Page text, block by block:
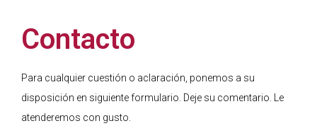
Contacto
Para cualquier cuestión o aclaración, ponemos a su
disposición en siguiente formulario. Deje su comentario. Le
atenderemos con gusto.